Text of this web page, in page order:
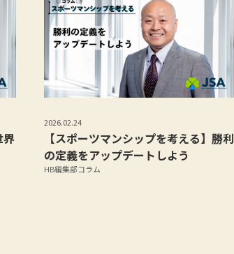
界
2026.02.24
【スポーツマンシップを考える】勝利
の定義をアップデートしよう
HB編集部コラム